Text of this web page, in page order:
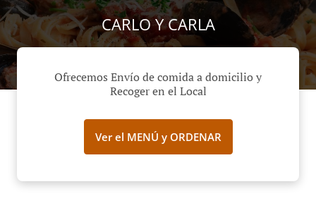
CARLO Y CARLA
Ofrecemos Envío de comida a domicilio y
Recoger en el Local
Ver el MENÚ y ORDENAR